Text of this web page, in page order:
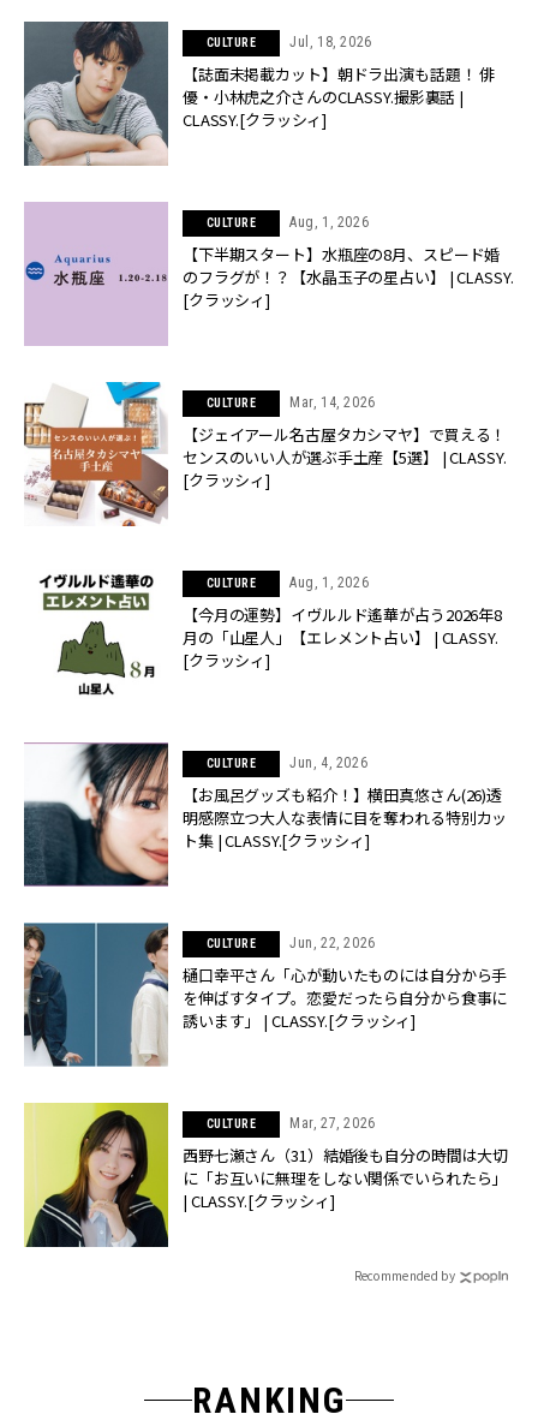
CULTURE Jul, 18, 2026
【誌面未掲載カット】朝ドラ出演も話題！ 俳
優・小林虎之介さんのCLASSY.撮影裏話 |
CLASSY.[クラッシィ]
CULTURE Aug, 1, 2026
【下半期スタート】水瓶座の8月、スピード婚
のフラグが！？【水晶玉子の星占い】 | CLASSY.
[クラッシィ]
CULTURE Mar, 14, 2026
【ジェイアール名古屋タカシマヤ】で買える！
センスのいい人が選ぶ手土産【5選】 | CLASSY.
[クラッシィ]
CULTURE Aug, 1, 2026
【今月の運勢】イヴルルド遙華が占う2026年8
月の「山星人」【エレメント占い】 | CLASSY.
[クラッシィ]
CULTURE Jun, 4, 2026
【お風呂グッズも紹介！】横田真悠さん(26)透
明感際立つ大人な表情に目を奪われる特別カッ
ト集 | CLASSY.[クラッシィ]
CULTURE Jun, 22, 2026
樋口幸平さん「心が動いたものには自分から手
を伸ばすタイプ。恋愛だったら自分から食事に
誘います」 | CLASSY.[クラッシィ]
CULTURE Mar, 27, 2026
西野七瀬さん（31）結婚後も自分の時間は大切
に「お互いに無理をしない関係でいられたら」
| CLASSY.[クラッシィ]
Recommended by
RANKING